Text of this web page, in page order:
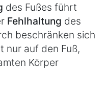
des Fußes führt
Fehlhaltung des
beschränken sich
nur auf den Fuß,
Körper